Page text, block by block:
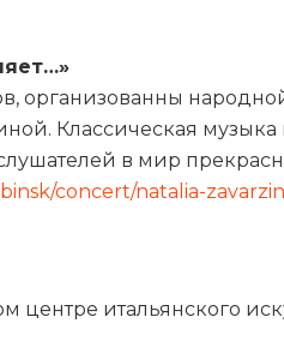
организованны
Классическая
в мир
concert/natalia-
итальянского